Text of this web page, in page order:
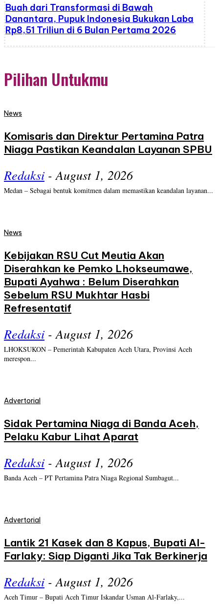
Buah dari Transformasi di Bawah
Danantara, Pupuk Indonesia Bukukan Laba
Rp8,51 Triliun di 6 Bulan Pertama 2026
Pilihan Untukmu
News
Komisaris dan Direktur Pertamina Patra
Niaga Pastikan Keandalan Layanan SPBU
Redaksi - August 1, 2026
Medan – Sebagai bentuk komitmen dalam memastikan keandalan layanan...
News
Kebijakan RSU Cut Meutia Akan
Diserahkan ke Pemko Lhokseumawe,
Bupati Ayahwa : Belum Diserahkan
Sebelum RSU Mukhtar Hasbi
Refresentatif
Redaksi - August 1, 2026
LHOKSUKON – Pemerintah Kabupaten Aceh Utara, Provinsi Aceh
merespon...
Advertorial
Sidak Pertamina Niaga di Banda Aceh,
Pelaku Kabur Lihat Aparat
Redaksi - August 1, 2026
Banda Aceh – PT Pertamina Patra Niaga Regional Sumbagut...
Advertorial
Lantik 21 Kasek dan 8 Kapus, Bupati Al-
Farlaky: Siap Diganti Jika Tak Berkinerja
Redaksi - August 1, 2026
Aceh Timur – Bupati Aceh Timur Iskandar Usman Al-Farlaky,...